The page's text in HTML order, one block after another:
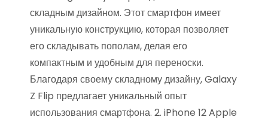
складным дизайном. Этот смартфон имеет
уникальную конструкцию, которая позволяет
его складывать пополам, делая его
компактным и удобным для переноски.
Благодаря своему складному дизайну, Galaxy
Z Flip предлагает уникальный опыт
использования смартфона. 2. iPhone 12 Apple